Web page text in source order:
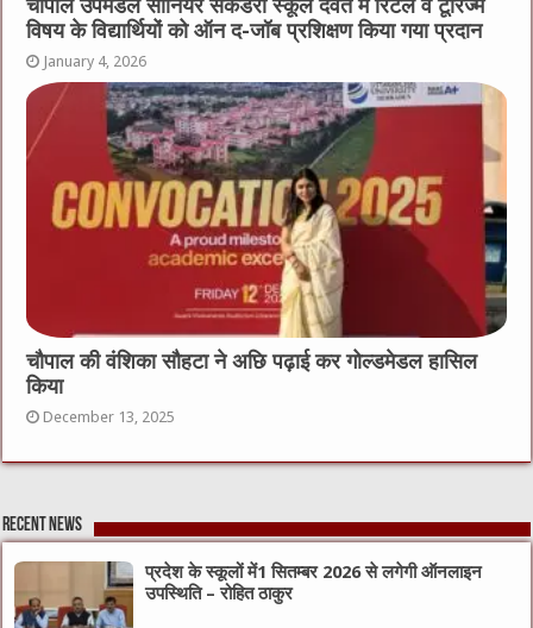
चौपाल उपमंडल सीनियर सेकेंडरी स्कूल देवत में रिटेल व टूरिज्म
विषय के विद्यार्थियों को ऑन द-जॉब प्रशिक्षण किया गया प्रदान
January 4, 2026
चौपाल की वंशिका सौहटा ने अछि पढ़ाई कर गोल्डमेडल हासिल
किया
December 13, 2025
Recent News
प्रदेश के स्कूलों में1 सितम्बर 2026 से लगेगी ऑनलाइन
उपस्थिति – रोहित ठाकुर